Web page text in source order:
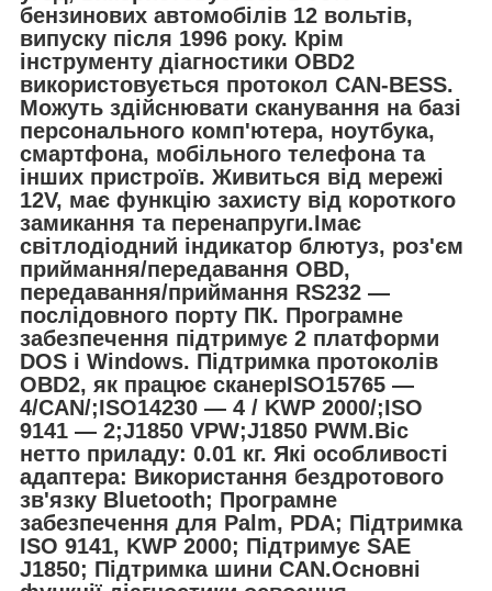
бензинових автомобілів 12 вольтів,
випуску після 1996 року. Крім
інструменту діагностики OBD2
використовується протокол CAN-BESS.
Можуть здійснювати сканування на базі
персонального комп'ютера, ноутбука,
смартфона, мобільного телефона та
інших пристроїв. Живиться від мережі
12V, має функцію захисту від короткого
замикання та перенапруги.Імає
світлодіодний індикатор блютуз, роз'єм
приймання/передавання OBD,
передавання/приймання RS232 —
послідовного порту ПК. Програмне
забезпечення підтримує 2 платформи
DOS і Windows. Підтримка протоколів
OBD2, як працює сканерISO15765 —
4/CAN/;ISO14230 — 4 / KWP 2000/;ISO
9141 — 2;J1850 VPW;J1850 PWM.Віс
нетто приладу: 0.01 кг. Які особливості
адаптера: Використання бездротового
зв'язку Bluetooth; Програмне
забезпечення для Palm, PDA; Підтримка
ISO 9141, KWP 2000; Підтримує SAE
J1850; Підтримка шини CAN.Основні